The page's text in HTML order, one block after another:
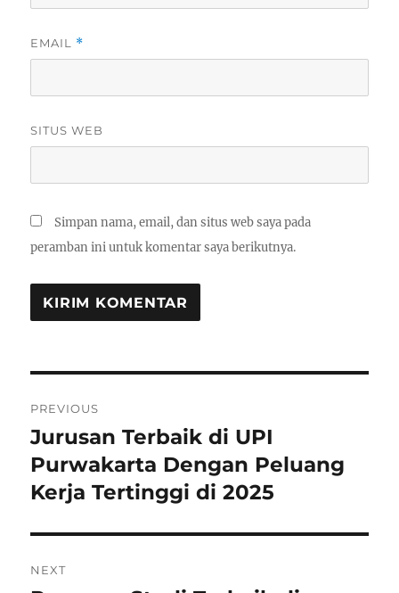
EMAIL *
SITUS WEB
Simpan nama, email, dan situs web saya pada
peramban ini untuk komentar saya berikutnya.
pos
PREVIOUS
Previous
post:
Jurusan Terbaik di UPI
Purwakarta Dengan Peluang
Kerja Tertinggi di 2025
NEXT